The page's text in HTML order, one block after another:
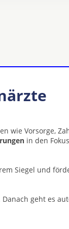
wie Vorsorge,
in den
Siegel und
geht es